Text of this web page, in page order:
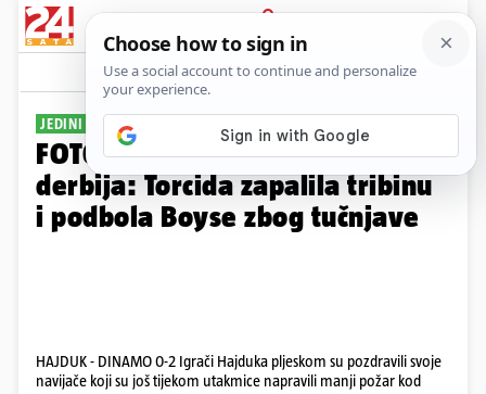
PRIJAVA
Galerija Komentari
JEDINI UTUČENI, DRUGI SRETNI
FOTO Pogledajte scene nakon
derbija: Torcida zapalila tribinu
i podbola Boyse zbog tučnjave
HAJDUK - DINAMO 0-2 Igrači Hajduka pljeskom su pozdravili svoje
navijače koji su još tijekom utakmice napravili manji požar kod